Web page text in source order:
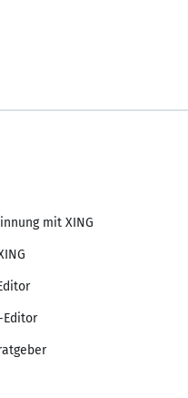
mit XING
Editor